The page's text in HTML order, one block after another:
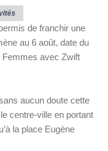
de franchir une
au 6 août, date du
Femmes avec Zwift
aucun doute cette
centre-ville en portant
la place Eugène